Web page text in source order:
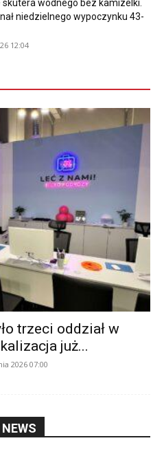
skutera wodnego bez kamizelki.
niedzielnego wypoczynku 43-
12:04
trzeci oddział w
już...
2026 07:00